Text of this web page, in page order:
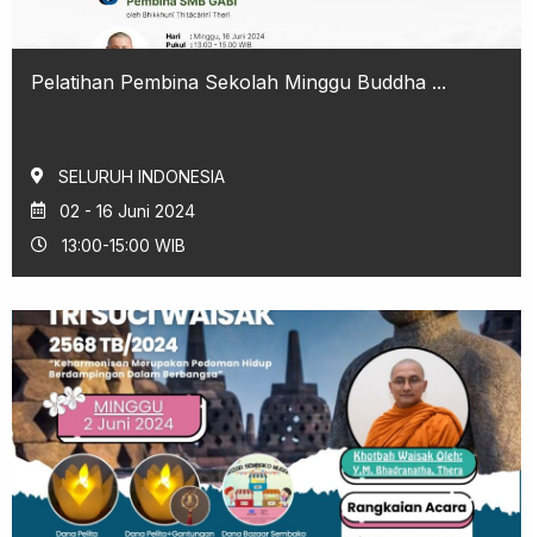
Pelatihan Pembina Sekolah Minggu Buddha ...
SELURUH INDONESIA
02 - 16 Juni 2024
13:00-15:00 WIB